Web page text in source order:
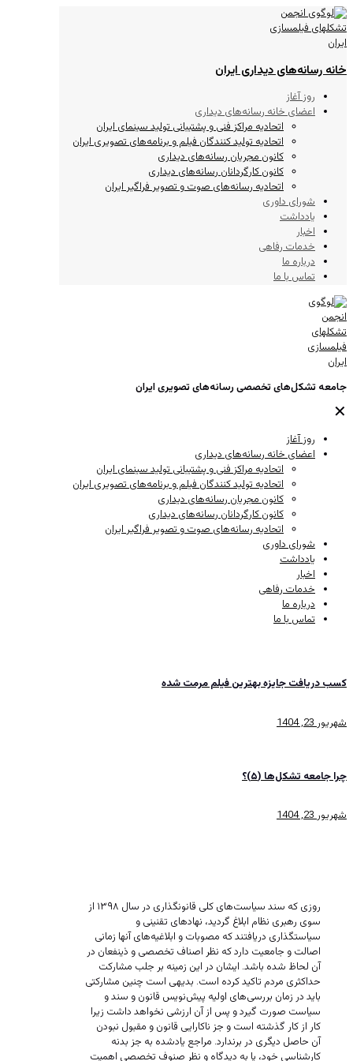
خانه رسانه‌های دیداری ایران
روز آغاز
اعضای خانه رسانه‌های دیداری
اتحادیه مراکز فنی و پشتیبانی تولید سینمای ایران
اتحادیه تولید کنندگان فیلم و برنامه‌های تصویری ایران
کانون مجریان رسانه‌های دیداری
کانون کارگردانان رسانه‌های دیداری
اتحادیه رسانه‌های صوت و تصویر فراگیر ایران
شورای داوری
یادداشت
اخبار
خدمات رفاهی
درباره ما
تماس با ما
جامعه تشکل‌های تخصصی رسانه‌های تصویری ایران
✕
روز آغاز
اعضای خانه رسانه‌های دیداری
اتحادیه مراکز فنی و پشتیبانی تولید سینمای ایران
اتحادیه تولید کنندگان فیلم و برنامه‌های تصویری ایران
کانون مجریان رسانه‌های دیداری
کانون کارگردانان رسانه‌های دیداری
اتحادیه رسانه‌های صوت و تصویر فراگیر ایران
شورای داوری
یادداشت
اخبار
خدمات رفاهی
درباره ما
تماس با ما
کسب دریافت جایزه بهترین فیلم مرمت شده
شهریور 23, 1404
چرا جامعه تشکل‌ها (۵)؟
شهریور 23, 1404
روزی که سند سیاست‌های کلی قانونگذاری در سال ۱۳۹۸ از
سوی رهبری نظام ابلاغ گردید، نهادهای تقنینی و
سیاستگذاری دریافتند که مصوبات و ابلاغیه‌های آنها زمانی
اصالت و جامعیت دارد که نظر اصناف تخصصی و ذینفعان در
آن لحاظ شده باشد. ایشان در این زمینه بر جلب مشارکت
حداکثری مردم تاکید کرده است. بدیهی است چنین مشارکتی
باید در زمان بررسی‌های اولیه پیش‌نویس قانون و سند و
سیاست صورت گیرد و پس از آن ارزشی نخواهد داشت زیرا
کار از کار گذشته است و جز ناکارایی قانون و مقبول نبودن
آن حاصل دیگری در برندارد. مراجع یادشده‌ به جز بدنه
کارشناسی خود، یا به دیدگاه و نظر صنوف تخصصی اهمیت